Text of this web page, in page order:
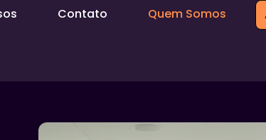
Contato Quem Somos